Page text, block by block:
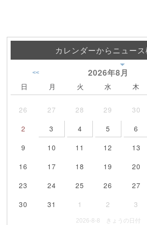
カレンダーからニュー
2026年8月
<<
日 月 火 水 木
26 27 28 29 30
2
3 4 5 6
9
10 11 12 13
16
17 18 19 20
23
24 25 26 27
30
31 1 2 3
2026-8-8 きょうの日付